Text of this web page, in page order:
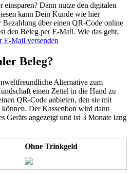
einsparen? Dann nutze den digitalen
kann Dein Kunde wie hier
Bezahlung über einen QR-Code online
den Beleg per E-Mail. Wie das geht,
E-Mail versenden
Beleg?
Alternative zum
einen Zettel in die Hand zu
QR-Code anbieten, den sie mit
können. Der Kassenbon wird dann
Geräts angezeigt und ist 3 Monate lang
Ohne Trinkgeld